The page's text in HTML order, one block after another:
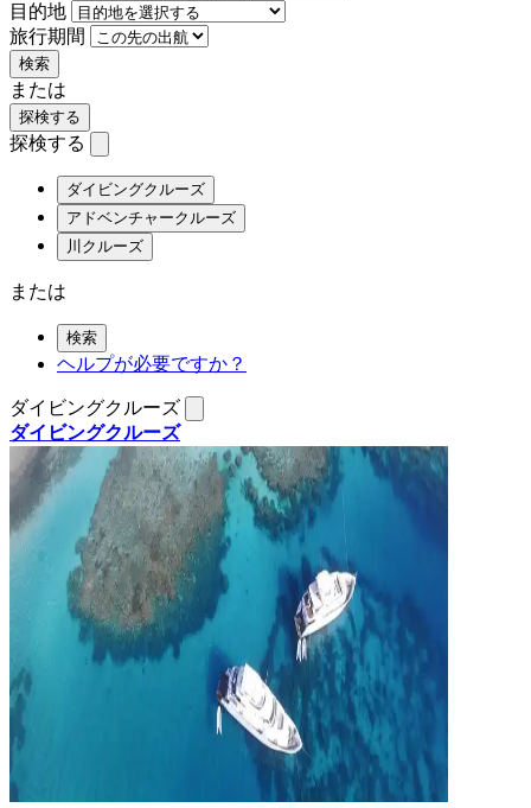
目的地
旅行期間
検索
または
探検する
探検する
ダイビングクルーズ
アドベンチャークルーズ
川クルーズ
または
検索
ヘルプが必要ですか？
ダイビングクルーズ
ダイビングクルーズ